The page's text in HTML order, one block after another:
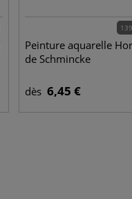
Peinture aquarelle
de Schmincke
dès 6,45 €